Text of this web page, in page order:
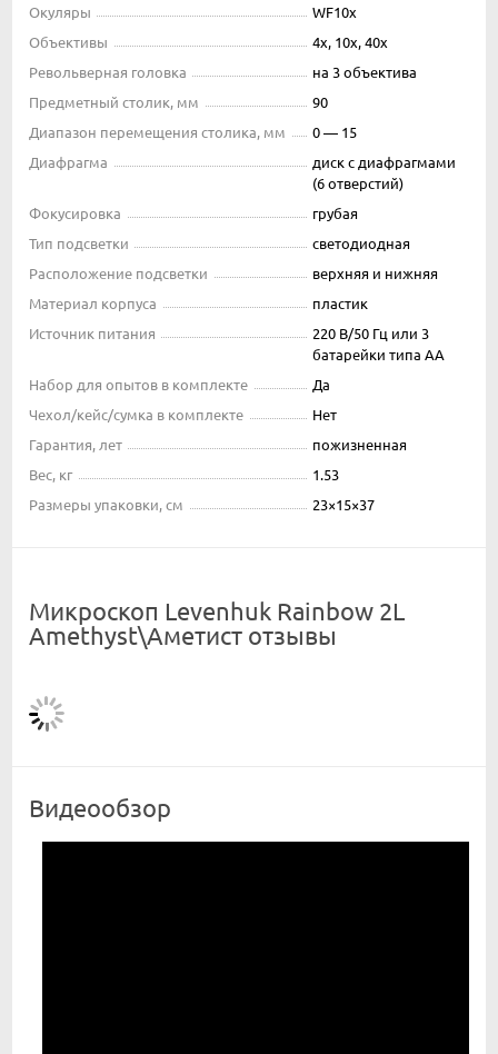
Окуляры
WF10x
Объективы
4х, 10х, 40х
Револьверная головка
на 3 объектива
Предметный столик, мм
90
Диапазон перемещения столика, мм
0 — 15
Диафрагма
диск с диафрагмами
(6 отверстий)
Фокусировка
грубая
Тип подсветки
светодиодная
Расположение подсветки
верхняя и нижняя
Материал корпуса
пластик
Источник питания
220 В/50 Гц или 3
батарейки типа АА
Набор для опытов в комплекте
Да
Чехол/кейс/сумка в комплекте
Нет
Гарантия, лет
пожизненная
Вес, кг
1.53
Размеры упаковки, см
23×15×37
Микроскоп Levenhuk Rainbow 2L
Amethyst\Аметист отзывы
Видеообзор